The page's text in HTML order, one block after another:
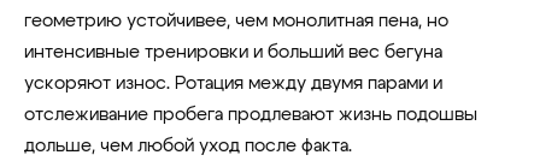
геометрию устойчивее, чем монолитная пена, но
интенсивные тренировки и больший вес бегуна
ускоряют износ. Ротация между двумя парами и
отслеживание пробега продлевают жизнь подошвы
дольше, чем любой уход после факта.